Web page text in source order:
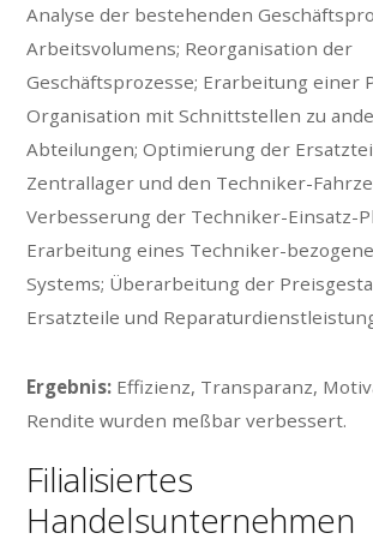
Analyse der bestehenden
Arbeitsvolumens; Reorganisation der
Geschäftsprozesse; Erarbeitung einer
Organisation mit Schnittstellen zu
Abteilungen; Optimierung der
Zentrallager und den Techniker-
Verbesserung der Techniker-Einsatz-
Erarbeitung eines Techniker-
Systems; Überarbeitung der
Ersatzteile und
Ergebnis: Effizienz, Transparanz,
Rendite wurden meßbar verbessert.
Filialisiertes
Handelsunternehmen